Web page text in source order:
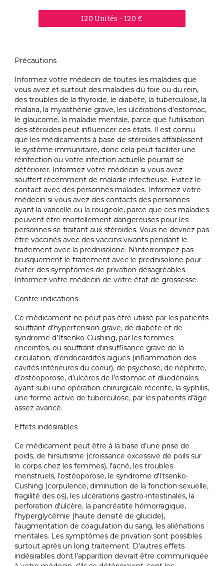
120 Unités - 120 €
Précautions
Informez votre médecin de toutes les maladies que
vous avez et surtout des maladies du foie ou du rein,
des troubles de la thyroïde, le diabète, la tuberculose, la
malaria, la myasthénie grave, les ulcérations d'estomac,
le glaucome, la maladie mentale, parce que l'utilisation
des stéroïdes peut influencer ces états. Il est connu
que les médicaments à base de stéroïdes affaiblissent
le système immunitaire, donc cela peut faciliter une
réinfection ou votre infection actuelle pourrait se
détériorer. Informez votre médecin si vous avez
souffert récemment de maladie infectieuse. Evitez le
contact avec des personnes malades. Informez votre
médecin si vous avez des contacts des personnes
ayant la varicelle ou la rougeole, parce que ces maladies
peuvent être mortellement dangereuses pour les
personnes se traitant aux stéroïdes. Vous ne devriez pas
être vaccinés avec des vaccins vivants pendant le
traitement avec la prednisolone. N'interrompez pas
brusquement le traitement avec le prednisolone pour
éviter des symptômes de privation désagréables.
Informez votre médecin de votre état de grossesse.
Contre-indications
Ce médicament ne peut pas être utilisé par les patients
souffrant d'hypertension grave, de diabète et de
syndrome d’Itsenko-Cushing, par les femmes
enceintes, ou souffrant d'insuffisance grave de la
circulation, d’endocardites aigues (inflammation des
cavités intérieures du coeur), de psychose, de néphrite,
d’ostéoporose, d’ulcères de l'estomac et duodénales,
ayant subi une opération chirurgicale récente, la syphilis,
une forme active de tuberculose, par les patients d’âge
assez avancé.
Effets indésirables
Ce médicament peut être à la base d’une prise de
poids, de hirsutisme (croissance excessive de poils sur
le corps chez les femmes), l'acné, les troubles
menstruels, l’ostéoporose, le syndrome d'Itsenko-
Cushing (corpulence, diminution de la fonction sexuelle,
fragilité des os), les ulcérations gastro-intestinales, la
perforation d'ulcère, la pancréatite hémorragique,
l'hyperglycémie (haute densité de glucide),
l'augmentation de coagulation du sang, les aliénations
mentales. Les symptômes de privation sont possibles
surtout après un long traitement. D'autres effets
indésirables dont l’apparition devrait être communiquée